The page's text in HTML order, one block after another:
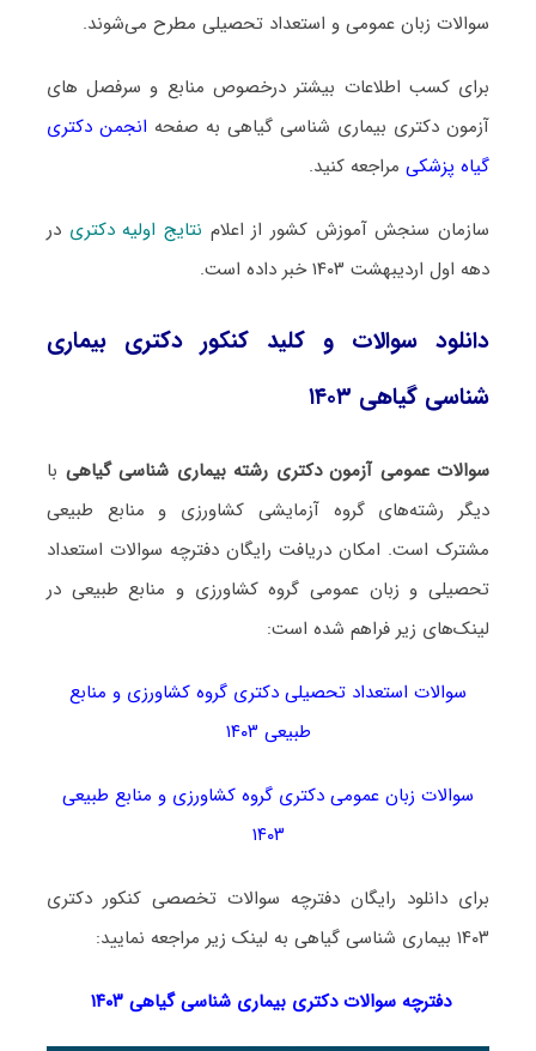
سوالات زبان عمومی و استعداد تحصیلی مطرح می‌شوند.
برای کسب اطلاعات بیشتر درخصوص منابع و سرفصل های
آزمون دکتری بیماری شناسی گیاهی به صفحه انجمن دکتری
گیاه پزشکیمراجعه کنید.
سازمان سنجش آموزش کشور از اعلام نتایج اولیه دکتری در
دهه اول اردیبهشت ۱۴۰۳ خبر داده است.
دانلود سوالات و کلید کنکور دکتری بیماری
شناسی گیاهی ۱۴۰۳
سوالات عمومی آزمون دکتری رشته بیماری شناسی گیاهی با
دیگر رشته‌های گروه آزمایشی کشاورزی و منابع طبیعی
مشترک است. امکان دریافت رایگان دفترچه سوالات استعداد
تحصیلی و زبان عمومی گروه کشاورزی و منابع طبیعی در
لینک‌های زیر فراهم شده است:
سوالات استعداد تحصیلی دکتری گروه کشاورزی و منابع
طبیعی ۱۴۰۳
سوالات زبان عمومی دکتری گروه کشاورزی و منابع طبیعی
۱۴۰۳
برای دانلود رایگان دفترچه سوالات تخصصی کنکور دکتری
۱۴۰۳ بیماری شناسی گیاهی به لینک زیر مراجعه نمایید:
دفترچه سوالات دکتری بیماری شناسی گیاهی ۱۴۰۳